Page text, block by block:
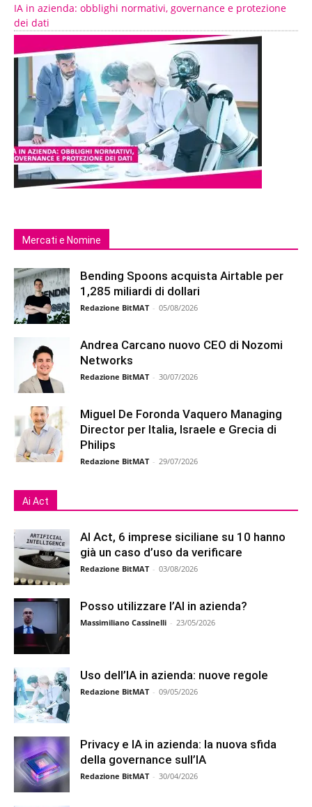
IA in azienda: obblighi normativi, governance e protezione
dei dati
Mercati e Nomine
Bending Spoons acquista Airtable per
1,285 miliardi di dollari
Redazione BitMAT - 05/08/2026
Andrea Carcano nuovo CEO di Nozomi
Networks
Redazione BitMAT - 30/07/2026
Miguel De Foronda Vaquero Managing
Director per Italia, Israele e Grecia di
Philips
Redazione BitMAT - 29/07/2026
Ai Act
AI Act, 6 imprese siciliane su 10 hanno
già un caso d’uso da verificare
Redazione BitMAT - 03/08/2026
Posso utilizzare l’AI in azienda?
Massimiliano Cassinelli - 23/05/2026
Uso dell’IA in azienda: nuove regole
Redazione BitMAT - 09/05/2026
Privacy e IA in azienda: la nuova sfida
della governance sull’IA
Redazione BitMAT - 30/04/2026